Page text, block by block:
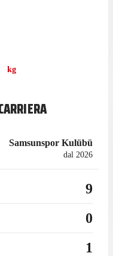
ha fornito 1 assist
kg
Samsunspor Kulübü
dal 2026
9
0
1